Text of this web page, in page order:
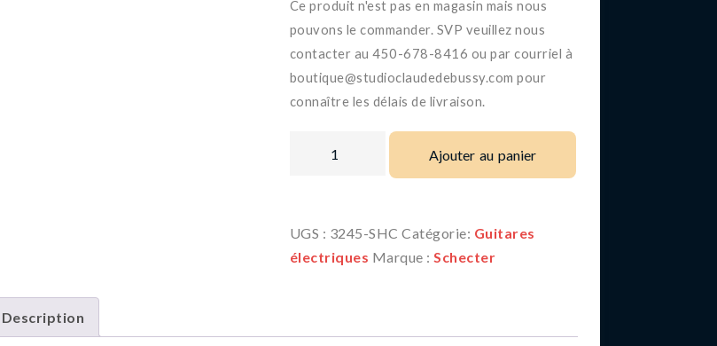
Ce produit n'est pas en magasin mais nous
pouvons le commander. SVP veuillez nous
contacter au 450-678-8416 ou par courriel à
boutique@studioclaudedebussy.com pour
connaître les délais de livraison.
Ajouter au panier
UGS : 3245-SHC Catégorie: Guitares
électriques Marque :Schecter
Description